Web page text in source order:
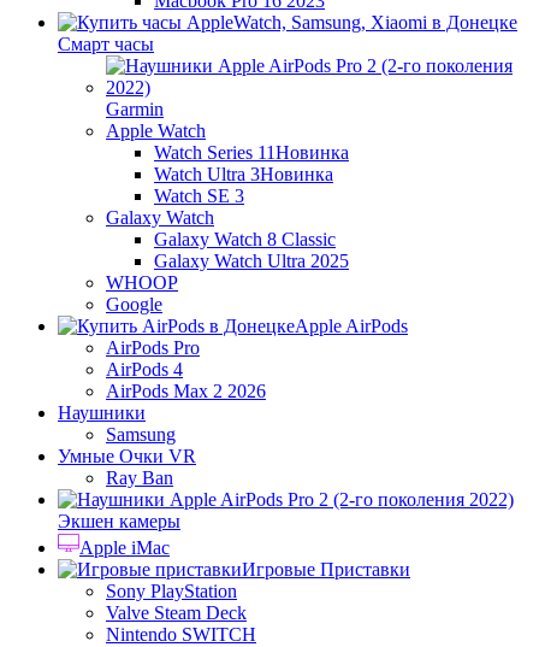
Смарт часы
Garmin
Apple Watch
Watch Series 11Новинка
Watch Ultra 3Новинка
Watch SE 3
Galaxy Watch
Galaxy Watch 8 Classic
Galaxy Watch Ultra 2025
WHOOP
Google
Apple AirPods
AirPods Pro
AirPods 4
AirPods Max 2 2026
Наушники
Samsung
Умные Очки VR
Ray Ban
Экшен камеры
Apple iMac
Игровые Приставки
Sony PlayStation
Valve Steam Deck
Nintendo SWITCH